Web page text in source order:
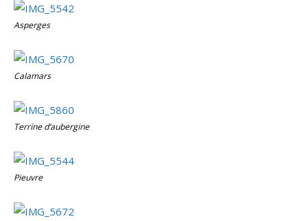
Asperges
Calamars
Terrine d’aubergine
Pieuvre